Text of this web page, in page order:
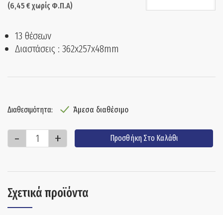
(6,45 € χωρίς Φ.Π.Α)
13 θέσεων
Διαστάσεις : 362x257x48mm
Διαθεσιμότητα: Άμεσα διαθέσιμο
Προσθήκη Στο Καλάθι
Σχετικά προϊόντα